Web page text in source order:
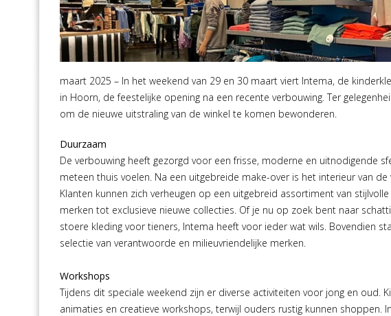
maart 2025 – In het weekend van 29 en 30 maart viert Intema, de
in Hoorn, de feestelijke opening na een recente verbouwing. Ter
om de nieuwe uitstraling van de winkel te komen bewonderen.
Duurzaam
De verbouwing heeft gezorgd voor een frisse, moderne en uitnodigende
meteen thuis voelen. Na een uitgebreide make-over is het interieur van
Klanten kunnen zich verheugen op een uitgebreid assortiment van
merken tot exclusieve nieuwe collecties. Of je nu op zoek bent naar
stoere kleding voor tieners, Intema heeft voor ieder wat wils. Bovendien
selectie van verantwoorde en milieuvriendelijke merken.
Workshops
Tijdens dit speciale weekend zijn er diverse activiteiten voor jong en oud.
animaties en creatieve workshops, terwijl ouders rustig kunnen shoppen.